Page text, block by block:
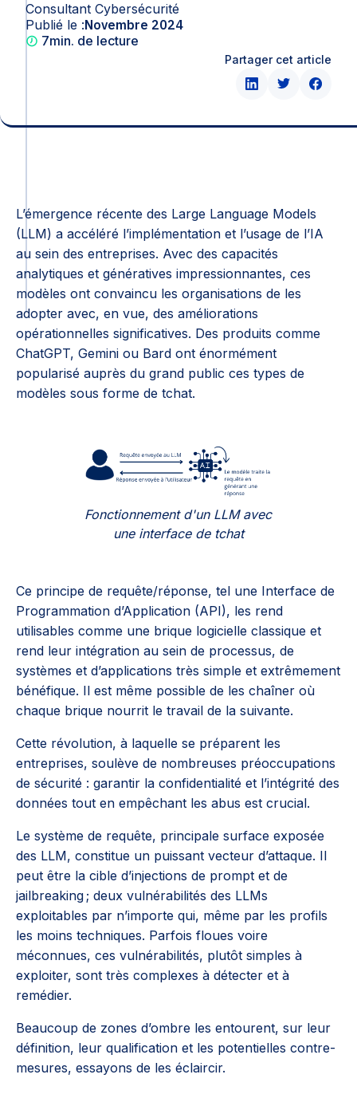
Consultant Cybersécurité
Publié le :Novembre 2024
7min. de lecture
Partager cet article
L’émergence récente des Large Language Models
(LLM) a accéléré l’implémentation et l’usage de l’IA
au sein des entreprises. Avec des capacités
analytiques et génératives impressionnantes, ces
modèles ont convaincu les organisations de les
adopter avec, en vue, des améliorations
opérationnelles significatives. Des produits comme
ChatGPT, Gemini ou Bard ont énormément
popularisé auprès du grand public ces types de
modèles sous forme de tchat.
Fonctionnement d'un LLM avec
une interface de tchat
Ce principe de requête/réponse, tel une Interface de
Programmation d’Application (API), les rend
utilisables comme une brique logicielle classique et
rend leur intégration au sein de processus, de
systèmes et d’applications très simple et extrêmement
bénéfique. Il est même possible de les chaîner où
chaque brique nourrit le travail de la suivante.
Cette révolution, à laquelle se préparent les
entreprises, soulève de nombreuses préoccupations
de sécurité : garantir la confidentialité et l’intégrité des
données tout en empêchant les abus est crucial.
Le système de requête, principale surface exposée
des LLM, constitue un puissant vecteur d’attaque. Il
peut être la cible d’injections de prompt et de
jailbreaking ; deux vulnérabilités des LLMs
exploitables par n’importe qui, même par les profils
les moins techniques. Parfois floues voire
méconnues, ces vulnérabilités, plutôt simples à
exploiter, sont très complexes à détecter et à
remédier.
Beaucoup de zones d’ombre les entourent, sur leur
définition, leur qualification et les potentielles contre-
mesures, essayons de les éclaircir.